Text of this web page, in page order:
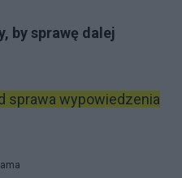
by sprawę dalej
sprawa wypowiedzenia